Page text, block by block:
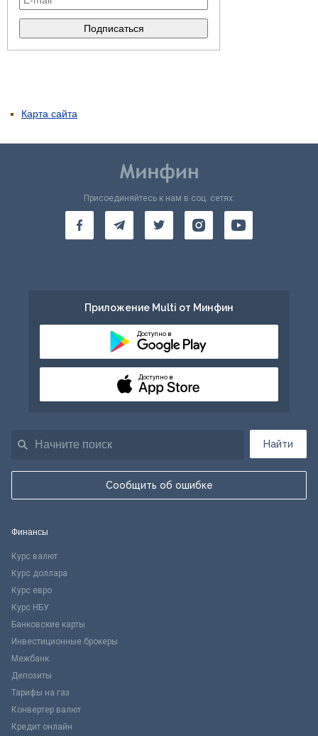
Карта сайта
Найти
Сообщить об ошибке
Присоединяйтесь к нам в соц. сетях:
Приложение Multi от Минфин
Доступно в
Доступно в
Финансы
Курс валют
Курс доллара
Курс евро
Курс НБУ
Банковские карты
Инвестиционные брокеры
Межбанк
Депозиты
Тарифы на газ
Конвертер валют
Кредит онлайн